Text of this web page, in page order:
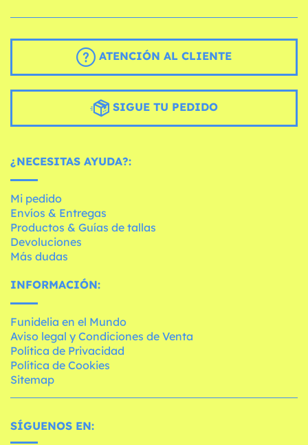
ATENCIÓN AL CLIENTE
SIGUE TU PEDIDO
¿NECESITAS AYUDA?:
Mi pedido
Envíos & Entregas
Productos & Guías de tallas
Devoluciones
Más dudas
INFORMACIÓN:
Funidelia en el Mundo
Aviso legal y Condiciones de Venta
Política de Privacidad
Política de Cookies
Sitemap
SÍGUENOS EN: